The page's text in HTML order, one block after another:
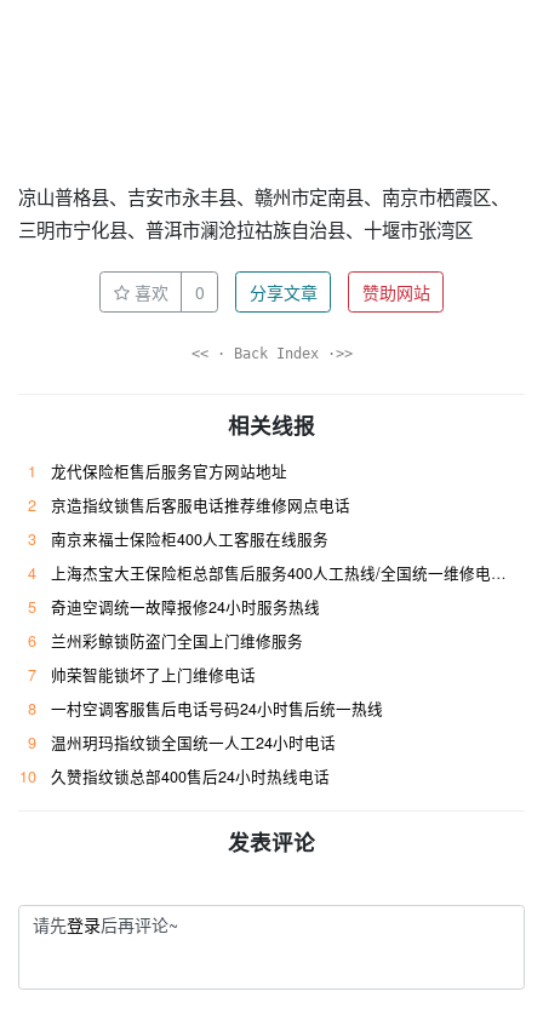
凉山普格县、吉安市永丰县、赣州市定南县、南京市栖霞区、
三明市宁化县、普洱市澜沧拉祜族自治县、十堰市张湾区
喜欢 0 分享文章 赞助网站
<< · Back Index ·>>
相关线报
1
龙代保险柜售后服务官方网站地址
2
京造指纹锁售后客服电话推荐维修网点电话
3
南京来福士保险柜400人工客服在线服务
4
上海杰宝大王保险柜总部售后服务400人工热线/全国统一维修电话是多少
5
奇迪空调统一故障报修24小时服务热线
6
兰州彩鲸锁防盗门全国上门维修服务
7
帅荣智能锁坏了上门维修电话
8
一村空调客服售后电话号码24小时售后统一热线
9
温州玥玛指纹锁全国统一人工24小时电话
10
久赞指纹锁总部400售后24小时热线电话
发表评论
请先登录后再评论~